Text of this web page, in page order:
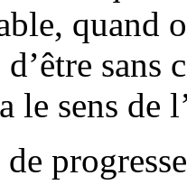
quand
d’être
le sens de